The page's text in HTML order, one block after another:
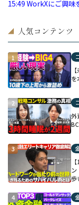
15:49 WorkXにご興味
◢ 人気コンテンツ
1
を
2
外
3
歩
4